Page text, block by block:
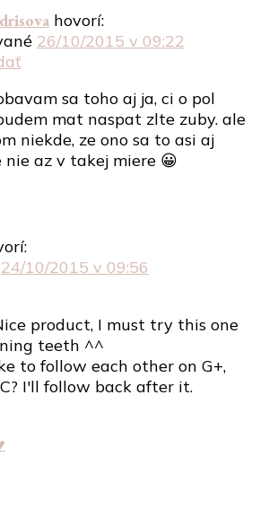
hovorí:
26/10/2015 v 09:22
sa toho aj ja, ci o pol
mat naspat zlte zuby. ale
niekde, ze ono sa to asi aj
az v takej miere 😀
24/10/2015 v 09:56
product, I must try this one
teeth ^^
to follow each other on G+,
I'll follow back after it.